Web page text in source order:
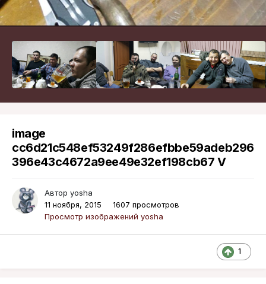
Инструменты
image
cc6d21c548ef53249f286efbbe59adeb296
396e43c4672a9ee49e32ef198cb67 V
Автор yosha
11 ноября, 2015
1607 просмотров
Просмотр изображений yosha
1